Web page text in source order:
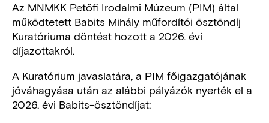
Az MNMKK Petőfi Irodalmi Múzeum (PIM) által
működtetett Babits Mihály műfordítói ösztöndíj
Kuratóriuma döntést hozott a 2026. évi
díjazottakról.
A Kuratórium javaslatára, a PIM főigazgatójának
jóváhagyása után az alábbi pályázók nyerték el a
2026. évi Babits-ösztöndíjat: